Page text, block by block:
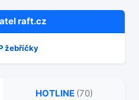
raft.cz
žebříčky
HOTLINE (70)